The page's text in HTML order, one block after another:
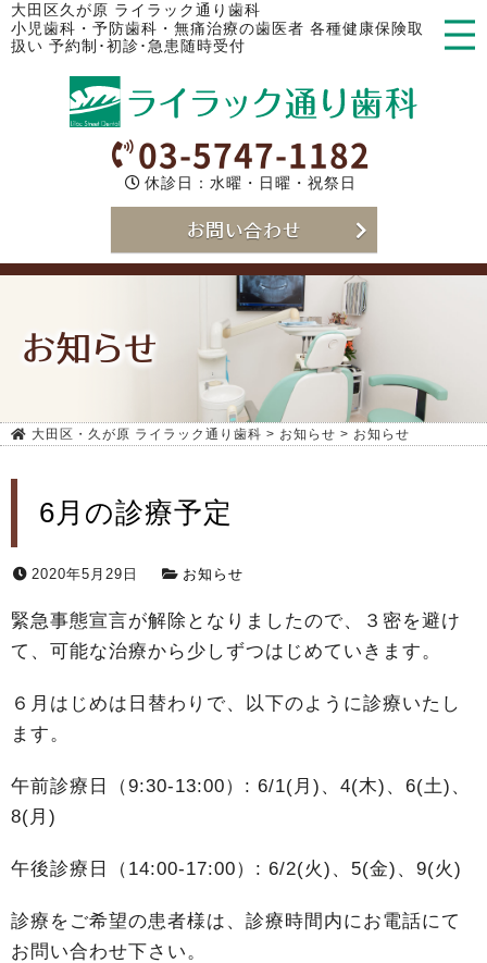
大田区久が原 ライラック通り歯科
小児歯科・予防歯科・無痛治療の歯医者 各種健康保険取
扱い 予約制･初診･急患随時受付
03-5747-1182
休診日：水曜・日曜・祝祭日
お問い合わせ
お知らせ
大田区・久が原 ライラック通り歯科 > お知らせ > お知らせ
6月の診療予定
2020年5月29日 お知らせ
緊急事態宣言が解除となりましたので、３密を避け
て、可能な治療から少しずつはじめていきます。
６月はじめは日替わりで、以下のように診療いたし
ます。
午前診療日（9:30-13:00）: 6/1(月)、4(木)、6(土)、
8(月)
午後診療日（14:00-17:00）: 6/2(火)、5(金)、9(火)
診療をご希望の患者様は、診療時間内にお電話にて
お問い合わせ下さい。